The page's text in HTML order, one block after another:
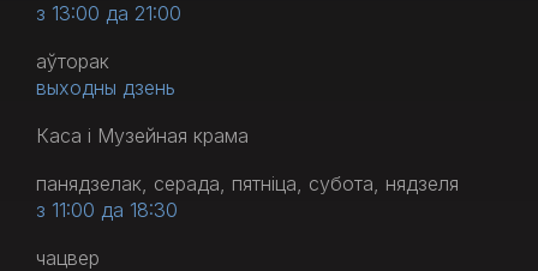
з 13:00 да 21:00
аўторак
выходны дзень
Каса і Музейная крама
панядзелак, серада, пятніца, субота, нядзеля
з 11:00 да 18:30
чацвер